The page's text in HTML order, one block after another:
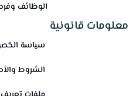
الوظائف
معلومات قانونية
سياسة
الشروط